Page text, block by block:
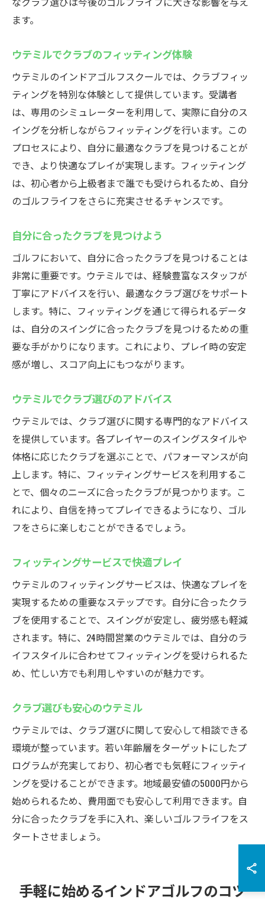
ます。
ウテミルでクラブのフィッティング体験
ウテミルのインドアゴルフスクールでは、クラブフィッ
ティングを特別な体験として提供しています。受講者
は、専用のシミュレーターを利用して、実際に自分のス
イングを分析しながらフィッティングを行います。この
プロセスにより、自分に最適なクラブを見つけることが
でき、より快適なプレイが実現します。フィッティング
は、初心者から上級者まで誰でも受けられるため、自分
のゴルフライフをさらに充実させるチャンスです。
自分に合ったクラブを見つけよう
ゴルフにおいて、自分に合ったクラブを見つけることは
非常に重要です。ウテミルでは、経験豊富なスタッフが
丁寧にアドバイスを行い、最適なクラブ選びをサポート
します。特に、フィッティングを通じて得られるデータ
は、自分のスイングに合ったクラブを見つけるための重
要な手がかりになります。これにより、プレイ時の安定
感が増し、スコア向上にもつながります。
ウテミルでクラブ選びのアドバイス
ウテミルでは、クラブ選びに関する専門的なアドバイス
を提供しています。各プレイヤーのスイングスタイルや
体格に応じたクラブを選ぶことで、パフォーマンスが向
上します。特に、フィッティングサービスを利用するこ
とで、個々のニーズに合ったクラブが見つかります。こ
れにより、自信を持ってプレイできるようになり、ゴル
フをさらに楽しむことができるでしょう。
フィッティングサービスで快適プレイ
ウテミルのフィッティングサービスは、快適なプレイを
実現するための重要なステップです。自分に合ったクラ
ブを使用することで、スイングが安定し、疲労感も軽減
されます。特に、24時間営業のウテミルでは、自分のラ
イフスタイルに合わせてフィッティングを受けられるた
め、忙しい方でも利用しやすいのが魅力です。
クラブ選びも安心のウテミル
ウテミルでは、クラブ選びに関して安心して相談できる
環境が整っています。若い年齢層をターゲットにしたプ
ログラムが充実しており、初心者でも気軽にフィッティ
ングを受けることができます。地域最安値の5000円から
始められるため、費用面でも安心して利用できます。自
分に合ったクラブを手に入れ、楽しいゴルフライフをス
タートさせましょう。
手軽に始めるインドアゴルフのコツ